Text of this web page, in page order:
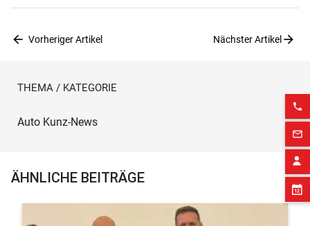
phone
mail_outline
arrow_back Vorheriger Artikel Nächster Artikelarrow_forward
THEMA / KATEGORIE
Auto Kunz-News
ÄHNLICHE BEITRÄGE